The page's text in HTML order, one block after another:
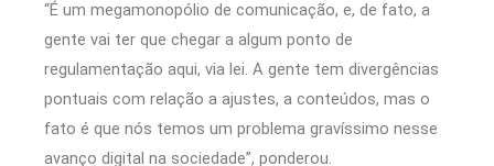
“É um megamonopólio de comunicação, e, de fato, a
gente vai ter que chegar a algum ponto de
regulamentação aqui, via lei. A gente tem divergências
pontuais com relação a ajustes, a conteúdos, mas o
fato é que nós temos um problema gravíssimo nesse
avanço digital na sociedade”, ponderou.